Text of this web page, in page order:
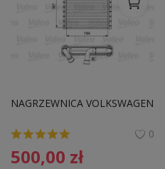
Language
Polski
NAGRZEWNICA VOLKSWAGEN
0
500,00 zł